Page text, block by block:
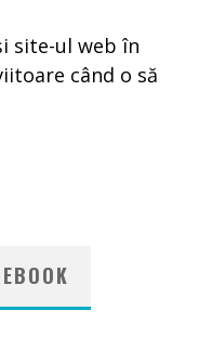
site-ul web în
când o să